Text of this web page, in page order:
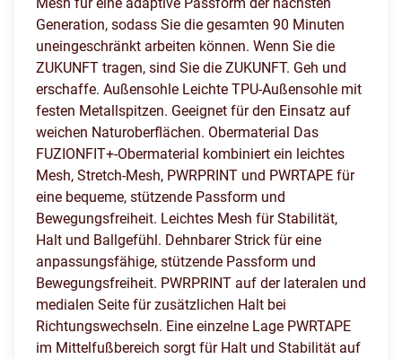
Generation, sodass Sie die gesamten 90 Minuten
uneingeschränkt arbeiten können. Wenn Sie die
ZUKUNFT tragen, sind Sie die ZUKUNFT. Geh und
erschaffe. Außensohle Leichte TPU-Außensohle mit
festen Metallspitzen. Geeignet für den Einsatz auf
weichen Naturoberflächen. Obermaterial Das
FUZIONFIT+-Obermaterial kombiniert ein leichtes
Mesh, Stretch-Mesh, PWRPRINT und PWRTAPE für
eine bequeme, stützende Passform und
Bewegungsfreiheit. Leichtes Mesh für Stabilität,
Halt und Ballgefühl. Dehnbarer Strick für eine
anpassungsfähige, stützende Passform und
Bewegungsfreiheit. PWRPRINT auf der lateralen und
medialen Seite für zusätzlichen Halt bei
Richtungswechseln. Eine einzelne Lage PWRTAPE
im Mittelfußbereich sorgt für Halt und Stabilität auf